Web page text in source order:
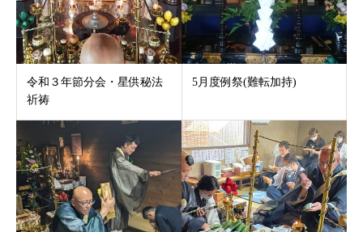
令和３年節分会・星供秘法
祈祷
5月度例祭(難転加持)